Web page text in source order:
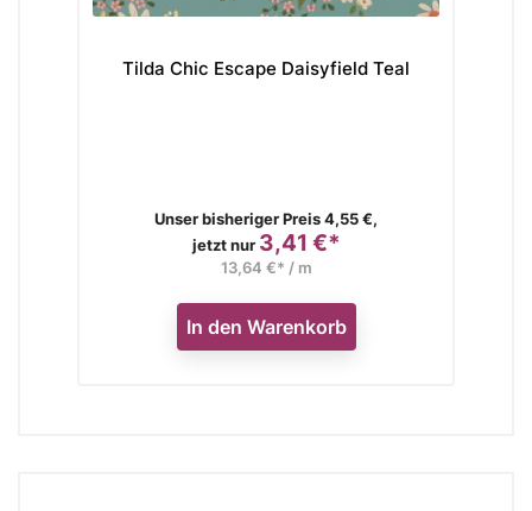
Tilda Chic Escape Daisyfield Teal
Verkaufspreis
Unser bisheriger Preis 4,55 €,
jetzt nur Preis
3,41 €*
13,64 €* / m
In den Warenkorb